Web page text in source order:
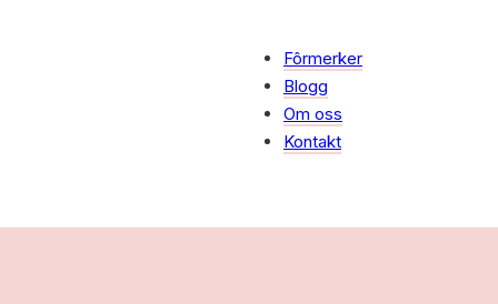
Fôrmerker
Blogg
Om oss
Kontakt